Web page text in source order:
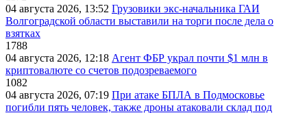
04 августа 2026, 13:52 Грузовики экс-начальника ГАИ
Волгоградской области выставили на торги после дела о
взятках
1788
04 августа 2026, 12:18 Агент ФБР украл почти $1 млн в
криптовалюте со счетов подозреваемого
1082
04 августа 2026, 07:19 При атаке БПЛА в Подмосковье
погибли пять человек, также дроны атаковали склад под